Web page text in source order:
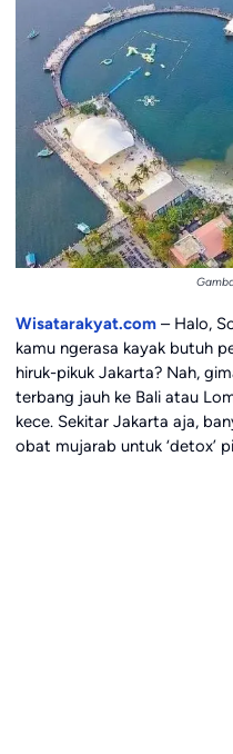
Wisatarakyat.com– Halo,
kamu ngerasa kayak butuh
hiruk-pikuk Jakarta? Nah,
terbang jauh ke Bali atau
kece. Sekitar Jakarta aja,
obat mujarab untuk ‘detox’